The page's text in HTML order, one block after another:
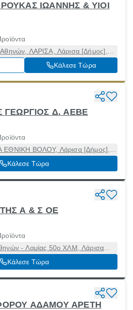
ΙΩΑΝΝΗΣ & ΥΙΟΙ
ΛΑΡΙΣΑ, Λάρισα [Δήμος],
Λάρισα, 41335
Κάλεσε Τώρα
ΓΕΩΡΓΙΟΣ Δ. ΑΕΒΕ
ΕΘΝΙΚΗ ΒΟΛΟΥ, Λάρισα [Δήμος],
Λάρισα, 41336
Κάλεσε Τώρα
Α & Σ ΟΕ
- Λαμίας 50ο ΧΛΜ, Λάρισα
Λάρισα, 19011
Κάλεσε Τώρα
ΑΔΑΜΟΥ ΑΡΕΤΗ